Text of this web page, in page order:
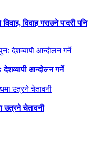
विवाह गराउने पादरी पनि
आन्दोलन गर्ने
उत्रने चेतावनी